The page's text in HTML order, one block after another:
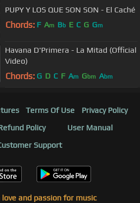
PUPY Y LOS QUE SON SON - El Caché
Chords: F Am Bb E C G Gm
Havana D'Primera - La Mitad (Official
Video)
Chords: G D C F Am Gbm Abm
Terms Of Use
Privacy Policy
Policy
User Manual
Support
and passion for music